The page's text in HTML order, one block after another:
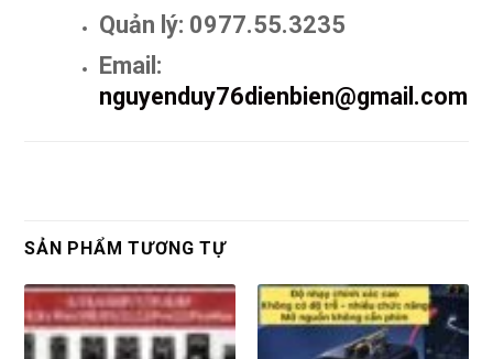
Quản lý: 0977.55.3235
Email:
nguyenduy76dienbien@gmail.com
SẢN PHẨM TƯƠNG TỰ